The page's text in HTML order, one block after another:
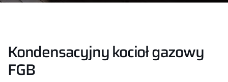
Kondensacyjny kocioł gazowy
FGB